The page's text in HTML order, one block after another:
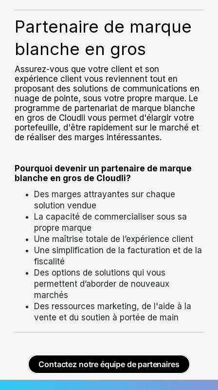
Partenaire de marque
blanche en gros
Assurez-vous que votre client et son
expérience client vous reviennent tout en
proposant des solutions de communications en
nuage de pointe, sous votre propre marque. Le
programme de partenariat de marque blanche
en gros de Cloudli vous permet d'élargir votre
portefeuille, d'être rapidement sur le marché et
de réaliser des marges intéressantes.
Pourquoi devenir un partenaire de marque
blanche en gros de Cloudli?
Des marges attrayantes sur chaque
solution vendue
La capacité de commercialiser sous sa
propre marque
Une maîtrise totale de l’expérience client
Une simplification de la facturation et de la
fiscalité
Des options de solutions qui vous
permettent d’aborder de nouveaux
marchés
Des ressources marketing, de l'aide à la
vente et du soutien à portée de main
Contactez notre équipe de partenaires